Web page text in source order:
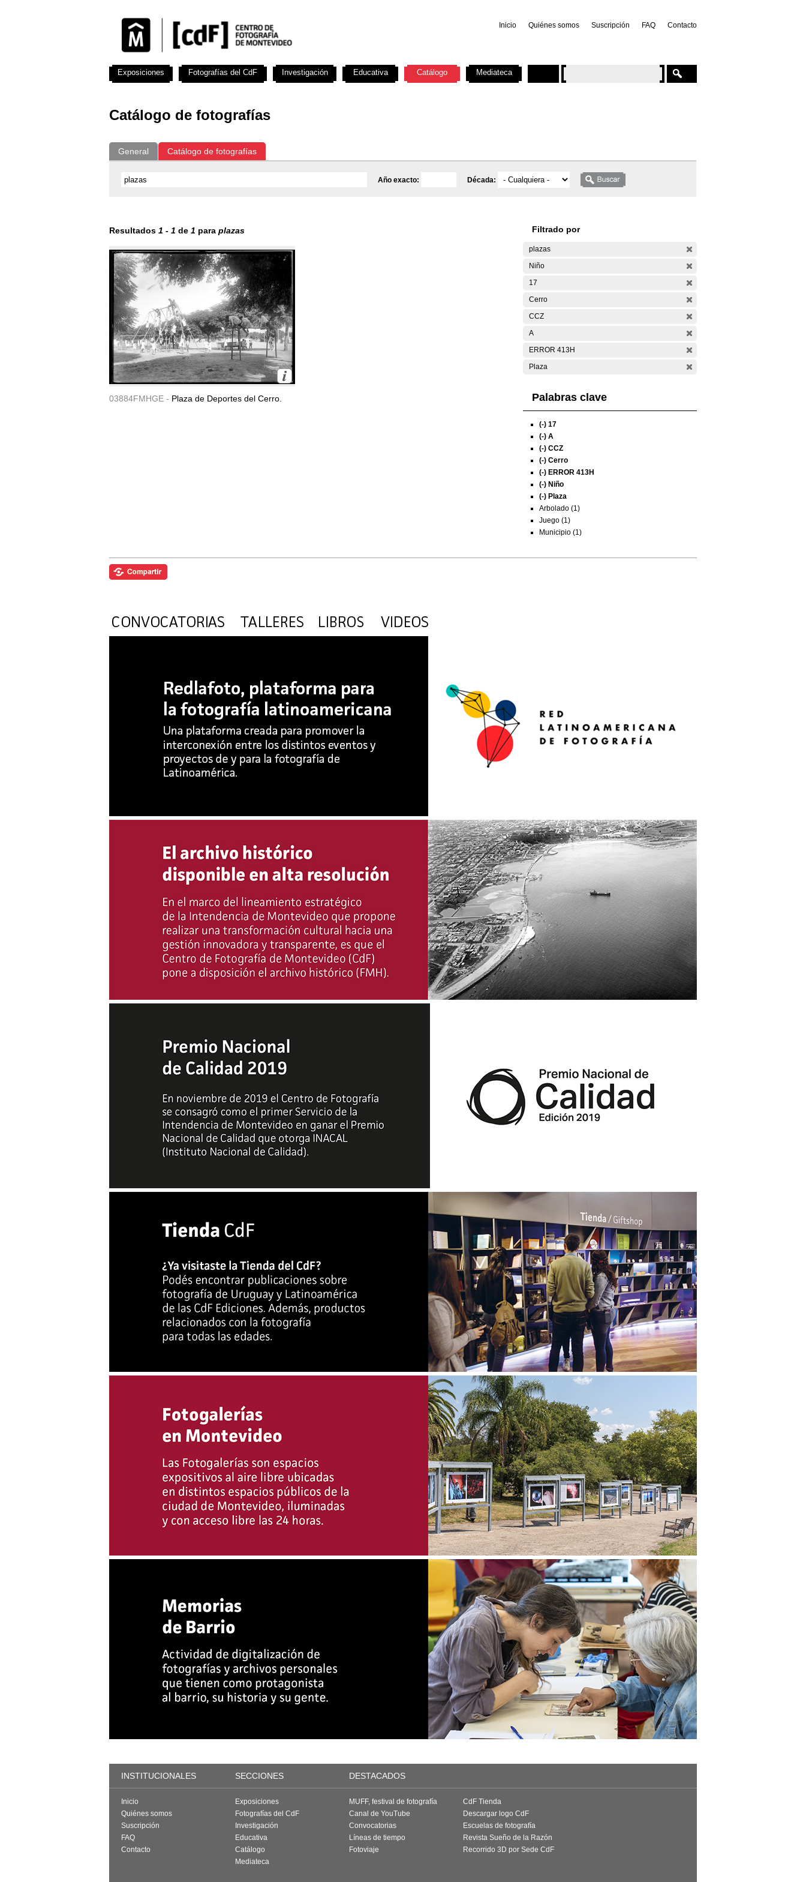
Inicio Quiénes somos Suscripción FAQ Contacto
Catálogo de fotografías
General Catálogo de fotografías
Año exacto: Década:
Resultados 1 - 1 de 1 para plazas
03884FMHGE - Plaza de Deportes del Cerro.
Filtrado por
plazas
Niño
17
Cerro
CCZ
A
ERROR 413H
Plaza
Palabras clave
(-) 17
(-) A
(-) CCZ
(-) Cerro
(-) ERROR 413H
(-) Niño
(-) Plaza
Arbolado (1)
Juego (1)
Municipio (1)
Exposiciones Fotografías del CdF Investigación Educativa Catálogo Mediateca
INSTITUCIONALES SECCIONES DESTACADOS
Inicio
Quiénes somos
Suscripción
FAQ
Contacto
Exposiciones
Fotografías del CdF
Investigación
Educativa
Catálogo
Mediateca
MUFF, festival de fotografía
Canal de YouTube
Convocatorias
Líneas de tiempo
Fotoviaje
CdF Tienda
Descargar logo CdF
Escuelas de fotografía
Revista Sueño de la Razón
Recorrido 3D por Sede CdF